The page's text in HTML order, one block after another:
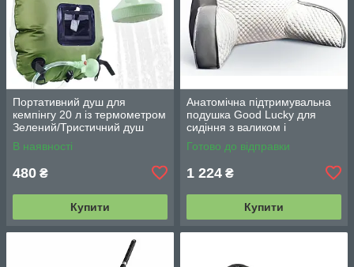
Портативний душ для
кемпінгу 20 л із термометром
Зелений/Тристичний душ
переносний з лійкою/
Польовий душ сумка
В наявності
480 ₴
Купити
Анатомічна підтримувальна
подушка Good Lucky для
сидіння з валиком і
підлокітниками
Готово до відправки
1 224 ₴
Купити